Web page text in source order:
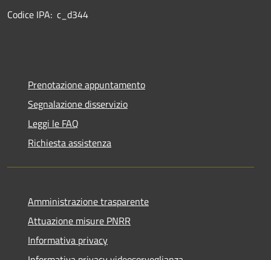
Codice IPA: c_d344
Prenotazione appuntamento
Segnalazione disservizio
Leggi le FAQ
Richiesta assistenza
Amministrazione trasparente
Attuazione misure PNRR
Informativa privacy